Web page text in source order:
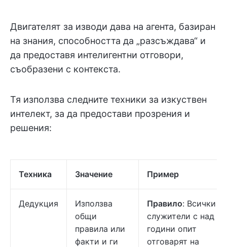
Двигателят за изводи дава на агента, базиран
на знания, способността да „разсъждава“ и
да предоставя интелигентни отговори,
съобразени с контекста.
Тя използва следните техники за изкуствен
интелект, за да предостави прозрения и
решения:
Техника Значение Пример
Дедукция
Използва
общи
правила или
факти и ги
Правило: Всички
служители с над 10
години опит
отговарят на